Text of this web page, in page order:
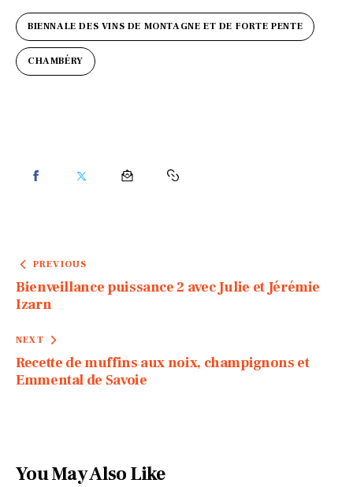
BIENNALE DES VINS DE MONTAGNE ET DE FORTE PENTE
CHAMBÉRY
PREVIOUS
Bienveillance puissance 2 avec Julie et Jérémie
Izarn
NEXT
Recette de muffins aux noix, champignons et
Emmental de Savoie
You May Also Like